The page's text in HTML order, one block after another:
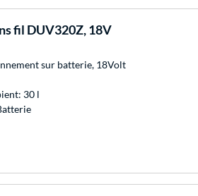
fil DUV320Z, 18V
sur batterie, 18Volt
30 l